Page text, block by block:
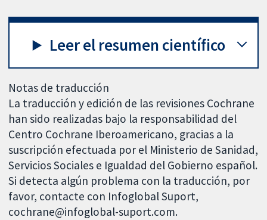
Leer el resumen científico
Notas de traducción
La traducción y edición de las revisiones Cochrane
han sido realizadas bajo la responsabilidad del
Centro Cochrane Iberoamericano, gracias a la
suscripción efectuada por el Ministerio de Sanidad,
Servicios Sociales e Igualdad del Gobierno español.
Si detecta algún problema con la traducción, por
favor, contacte con Infoglobal Suport,
cochrane@infoglobal-suport.com.